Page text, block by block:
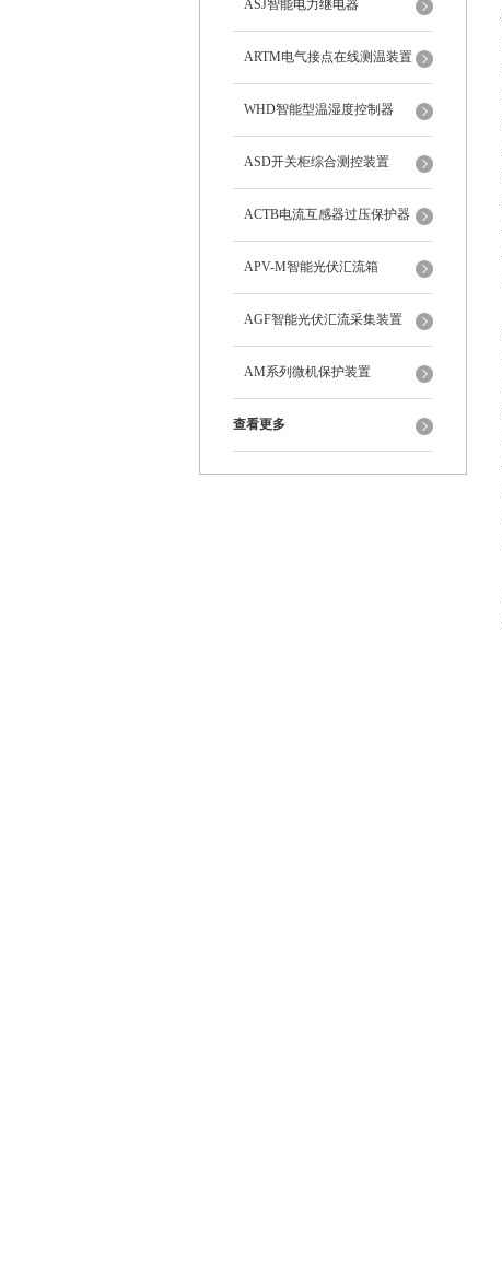
ASJ智能电力继电器
ARTM电气接点在线测温装置
WHD智能型温湿度控制器
ASD开关柜综合测控装置
ACTB电流互感器过压保护器
APV-M智能光伏汇流箱
AGF智能光伏汇流采集装置
AM系列微机保护装置
查看更多